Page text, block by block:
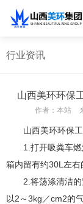
行业资讯
山西美环环保
作者： 本站
山西美环环保
1.打开吸粪车
箱内留有约30L左右
2.将荡涤清洁
以2～3kg／cm2的